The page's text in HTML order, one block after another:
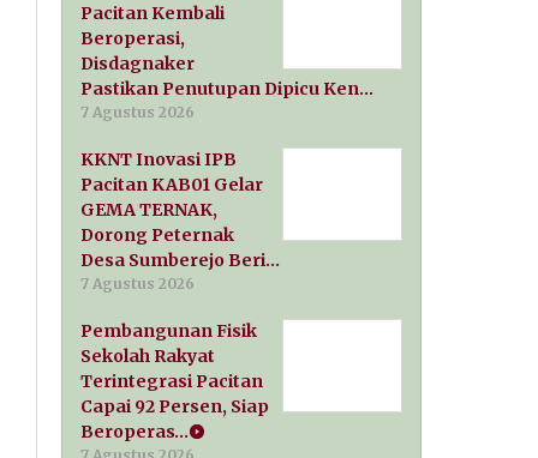
Pacitan Kembali
Beroperasi,
Disdagnaker
Pastikan Penutupan Dipicu Ken…
7 Agustus 2026
KKNT Inovasi IPB
Pacitan KAB01 Gelar
GEMA TERNAK,
Dorong Peternak
Desa Sumberejo Beri…
7 Agustus 2026
Pembangunan Fisik
Sekolah Rakyat
Terintegrasi Pacitan
Capai 92 Persen, Siap
Beroperas…